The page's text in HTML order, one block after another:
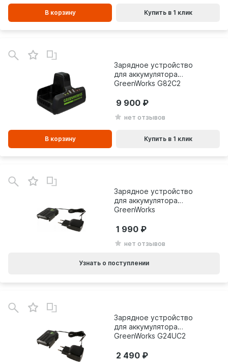
В корзину Купить в 1 клик
Зарядное устройство
для аккумулятора
GreenWorks G82C2
нет отзывов
9 900
В корзину Купить в 1 клик
Зарядное устройство
для аккумулятора
GreenWorks
2946507
нет отзывов
1 990
Узнать о поступлении
Зарядное устройство
для аккумулятора
GreenWorks G24UC2
2 490